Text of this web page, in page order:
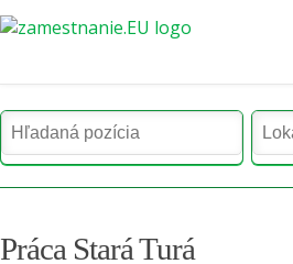
Práca Stará Turá